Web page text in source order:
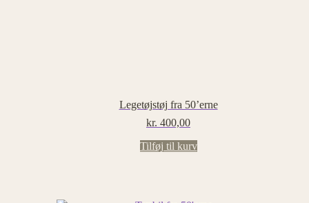
Legetøjstøj fra 50’erne
kr. 400,00
Tilføj til kurv